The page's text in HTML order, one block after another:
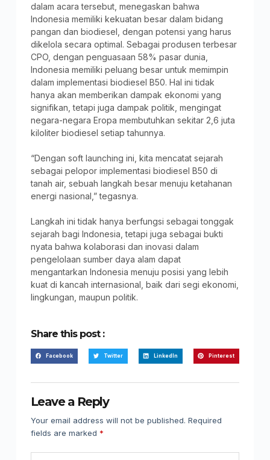
dalam acara tersebut, menegaskan bahwa
Indonesia memiliki kekuatan besar dalam bidang
pangan dan biodiesel, dengan potensi yang harus
dikelola secara optimal. Sebagai produsen terbesar
CPO, dengan penguasaan 58% pasar dunia,
Indonesia memiliki peluang besar untuk memimpin
dalam implementasi biodiesel B50. Hal ini tidak
hanya akan memberikan dampak ekonomi yang
signifikan, tetapi juga dampak politik, mengingat
negara-negara Eropa membutuhkan sekitar 2,6 juta
kiloliter biodiesel setiap tahunnya.
“Dengan soft launching ini, kita mencatat sejarah
sebagai pelopor implementasi biodiesel B50 di
tanah air, sebuah langkah besar menuju ketahanan
energi nasional,” tegasnya.
Langkah ini tidak hanya berfungsi sebagai tonggak
sejarah bagi Indonesia, tetapi juga sebagai bukti
nyata bahwa kolaborasi dan inovasi dalam
pengelolaan sumber daya alam dapat
mengantarkan Indonesia menuju posisi yang lebih
kuat di kancah internasional, baik dari segi ekonomi,
lingkungan, maupun politik.
Share this post :
Facebook Twitter LinkedIn Pinterest
Leave a Reply
Your email address will not be published. Required
fields are marked *